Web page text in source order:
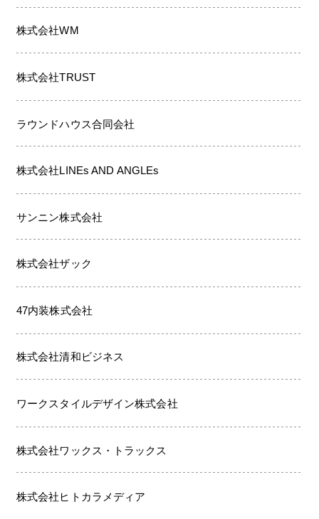
株式会社WM
株式会社TRUST
ラウンドハウス合同会社
株式会社LINEs AND ANGLEs
サンニン株式会社
株式会社ザック
47内装株式会社
株式会社清和ビジネス
ワークスタイルデザイン株式会社
株式会社ワックス・トラックス
株式会社ヒトカラメディア